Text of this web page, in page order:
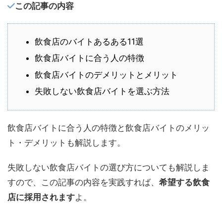
この記事の内容
飲食店のバイトあるある11選
飲食店バイトに合う人の特徴
飲食店バイトのデメリットとメリット
失敗しない飲食店バイトを選ぶ方法
飲食店バイトに合う人の特徴と飲食店バイトのメリッ
ト・デメリットも解説します。
失敗しない飲食店バイトの選び方についても解説しま
すので、この記事の内容を実践すれば、 希望する飲食
店に採用されますよ。